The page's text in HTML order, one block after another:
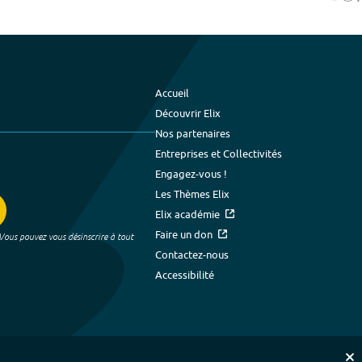
pouvez vous désinscrire à tout
Accueil
Découvrir Elix
Nos partenaires
Entreprises et Collectivités
Engagez-vous !
Les Thèmes Elix
Elix académie
Faire un don
Contactez-nous
Accessibilité